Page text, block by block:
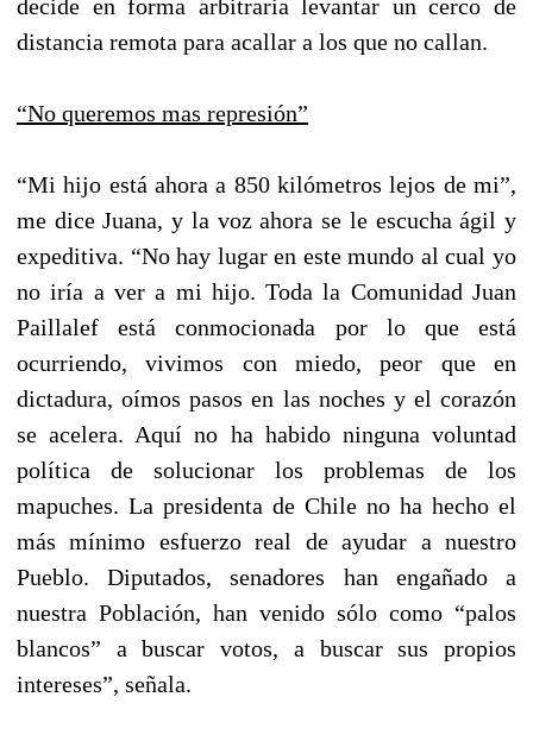
decide en forma arbitraria levantar un cerco de
distancia remota para acallar a los que no callan.
“No queremos mas represión”
“Mi hijo está ahora a 850 kilómetros lejos de mi”,
me dice Juana, y la voz ahora se le escucha ágil y
expeditiva. “No hay lugar en este mundo al cual yo
no iría a ver a mi hijo. Toda la Comunidad Juan
Paillalef está conmocionada por lo que está
ocurriendo, vivimos con miedo, peor que en
dictadura, oímos pasos en las noches y el corazón
se acelera. Aquí no ha habido ninguna voluntad
política de solucionar los problemas de los
mapuches. La presidenta de Chile no ha hecho el
más mínimo esfuerzo real de ayudar a nuestro
Pueblo. Diputados, senadores han engañado a
nuestra Población, han venido sólo como “palos
blancos” a buscar votos, a buscar sus propios
intereses”, señala.